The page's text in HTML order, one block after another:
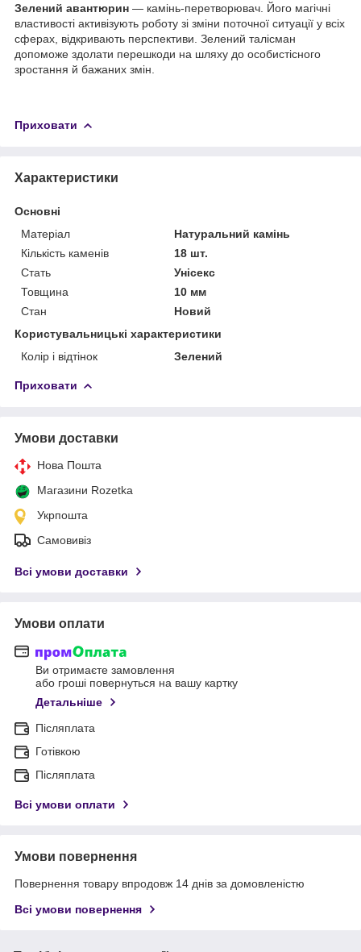
Зелений авантюрин — камінь-перетворювач. Його магічні
властивості активізують роботу зі зміни поточної ситуації у всіх
сферах, відкривають перспективи. Зелений талісман
допоможе здолати перешкоди на шляху до особистісного
зростання й бажаних змін.
Приховати
Характеристики
Основні
Матеріал
Натуральний камінь
Кількість каменів
18 шт.
Стать
Унісекс
Товщина
10 мм
Стан
Новий
Користувальницькі характеристики
Колір і відтінок
Зелений
Приховати
Умови доставки
Нова Пошта
Магазини Rozetka
Укрпошта
Самовивіз
Всі умови доставки
Умови оплати
Ви отримаєте замовлення
або гроші повернуться на вашу картку
Детальніше
Післяплата
Готівкою
Післяплата
Всі умови оплати
Умови повернення
Повернення товару впродовж 14 днів за домовленістю
Всі умови повернення